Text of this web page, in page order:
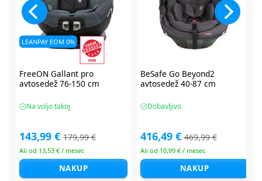
BeSafe Go Beyond2
avtosedež 40-87 cm
Dobavljivo
416,49 € 469,99 €
Ali od 10,99 € / mesec
NAKUP
BeSafe Go Beyond2
avtosedež 40-87 cm
Dobavljivo
416,49 € 479,99 €
Ali od 10,99 € / mesec
NAKUP